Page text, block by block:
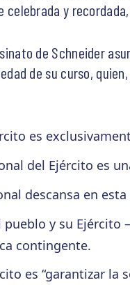
celebrada y
de Schneider
de su curso,
es
del Ejército es
descansa en
pueblo y su Ejército
contingente.
es “garantizar la